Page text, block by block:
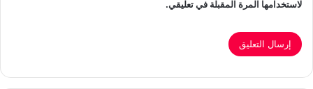
لاستخدامها المرة المقبلة في تعليقي.